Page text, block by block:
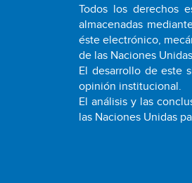
Todos los derechos
almacenadas
éste electrónico,
de las Naciones
El desarrollo de este
opinión institucional.
El análisis y las
las Naciones Unidas